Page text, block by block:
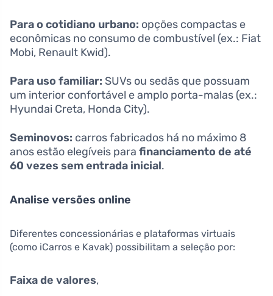
Para o cotidiano urbano: opções compactas e
econômicas no consumo de combustível (ex.: Fiat
Mobi, Renault Kwid).
Para uso familiar: SUVs ou sedãs que possuam
um interior confortável e amplo porta-malas (ex.:
Hyundai Creta, Honda City).
Seminovos: carros fabricados há no máximo 8
anos estão elegíveis para financiamento de até
60 vezes sem entrada inicial.
Analise versões online
Diferentes concessionárias e plataformas virtuais
(como iCarros e Kavak) possibilitam a seleção por:
Faixa de valores,